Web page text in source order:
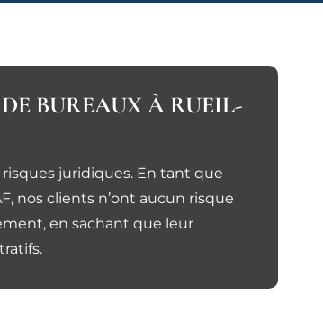
BUREAUX À RUEIL-
juridiques. En tant que
nos clients n’ont aucun risque
en sachant que leur